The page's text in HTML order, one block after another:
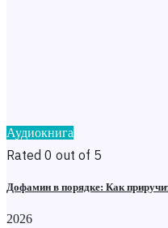
Аудиокнига
Rated 0 out of 5
Дофамин в порядке: Как
2026